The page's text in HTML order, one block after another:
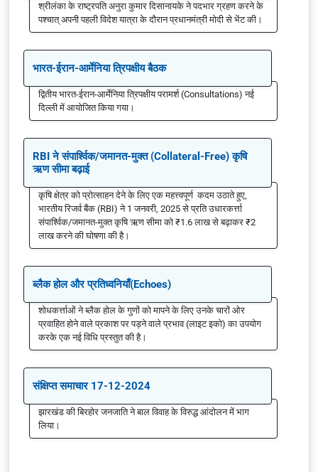
श्रीलंका के राष्ट्रपति अनुरा कुमार दिसानायके ने पदभार ग्रहण करने के
पश्चात् अपनी पहली विदेश यात्रा के दौरान प्रधानमंत्री मोदी से भेंट की।
भारत-ईरान-आर्मेनिया त्रिपक्षीय बैठक
द्वितीय भारत-ईरान-आर्मेनिया त्रिपक्षीय परामर्श (Consultations) नई
दिल्ली में आयोजित किया गया।
RBI ने संपार्श्विक/जमानत-मुक्त (Collateral-Free) कृषि
ऋण सीमा बढ़ाई
कृषि क्षेत्र को प्रोत्साहन देने के लिए एक महत्त्वपूर्ण कदम उठाते हुए,
भारतीय रिजर्व बैंक (RBI) ने 1 जनवरी, 2025 से प्रति उधारकर्त्ता
संपार्श्विक/जमानत-मुक्त कृषि ऋण सीमा को ₹1.6 लाख से बढ़ाकर ₹2
लाख करने की घोषणा की है।
ब्लैक होल और प्रतिध्वनियाँ(Echoes)
शोधकर्त्ताओं ने ब्लैक होल के गुणों को मापने के लिए उनके चारों ओर
प्रवाहित होने वाले प्रकाश पर पड़ने वाले प्रभाव (लाइट इको) का उपयोग
करके एक नई विधि प्रस्तुत की है।
संक्षिप्त समाचार 17-12-2024
झारखंड की बिरहोर जनजाति ने बाल विवाह के विरुद्ध आंदोलन में भाग
लिया।